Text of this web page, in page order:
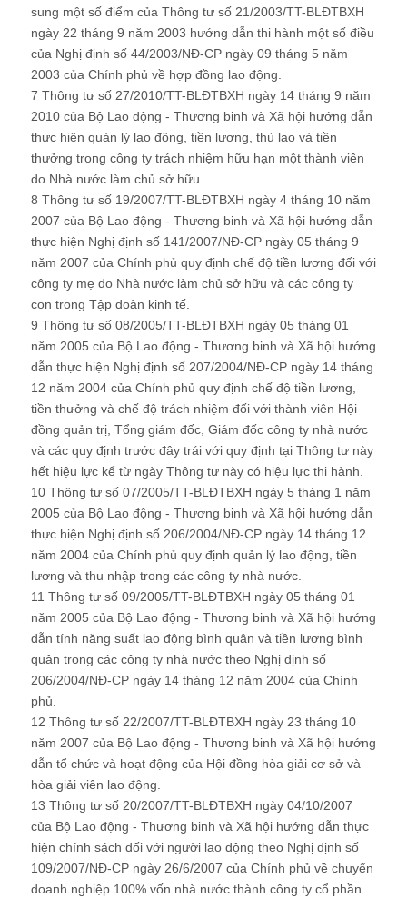
sung một số điểm của Thông tư số 21/2003/TT-BLĐTBXH
ngày 22 tháng 9 năm 2003 hướng dẫn thi hành một số điều
của Nghị định số 44/2003/NĐ-CP ngày 09 tháng 5 năm
2003 của Chính phủ về hợp đồng lao động.
7 Thông tư số 27/2010/TT-BLĐTBXH ngày 14 tháng 9 năm
2010 của Bộ Lao động - Thương binh và Xã hội hướng dẫn
thực hiện quản lý lao động, tiền lương, thù lao và tiền
thưởng trong công ty trách nhiệm hữu hạn một thành viên
do Nhà nước làm chủ sở hữu
8 Thông tư số 19/2007/TT-BLĐTBXH ngày 4 tháng 10 năm
2007 của Bộ Lao động - Thương binh và Xã hội hướng dẫn
thực hiện Nghị định số 141/2007/NĐ-CP ngày 05 tháng 9
năm 2007 của Chính phủ quy định chế độ tiền lương đối với
công ty mẹ do Nhà nước làm chủ sở hữu và các công ty
con trong Tập đoàn kinh tế.
9 Thông tư số 08/2005/TT-BLĐTBXH ngày 05 tháng 01
năm 2005 của Bộ Lao động - Thương binh và Xã hội hướng
dẫn thực hiện Nghị định số 207/2004/NĐ-CP ngày 14 tháng
12 năm 2004 của Chính phủ quy định chế độ tiền lương,
tiền thưởng và chế độ trách nhiệm đối với thành viên Hội
đồng quản trị, Tổng giám đốc, Giám đốc công ty nhà nước
và các quy định trước đây trái với quy định tại Thông tư này
hết hiệu lực kể từ ngày Thông tư này có hiệu lực thi hành.
10 Thông tư số 07/2005/TT-BLĐTBXH ngày 5 tháng 1 năm
2005 của Bộ Lao động - Thương binh và Xã hội hướng dẫn
thực hiện Nghị định số 206/2004/NĐ-CP ngày 14 tháng 12
năm 2004 của Chính phủ quy định quản lý lao động, tiền
lương và thu nhập trong các công ty nhà nước.
11 Thông tư số 09/2005/TT-BLĐTBXH ngày 05 tháng 01
năm 2005 của Bộ Lao động - Thương binh và Xã hội hướng
dẫn tính năng suất lao động bình quân và tiền lương bình
quân trong các công ty nhà nước theo Nghị định số
206/2004/NĐ-CP ngày 14 tháng 12 năm 2004 của Chính
phủ.
12 Thông tư số 22/2007/TT-BLĐTBXH ngày 23 tháng 10
năm 2007 của Bộ Lao động - Thương binh và Xã hội hướng
dẫn tổ chức và hoạt động của Hội đồng hòa giải cơ sở và
hòa giải viên lao động.
13 Thông tư số 20/2007/TT-BLĐTBXH ngày 04/10/2007
của Bộ Lao động - Thương binh và Xã hội hướng dẫn thực
hiện chính sách đối với người lao động theo Nghị định số
109/2007/NĐ-CP ngày 26/6/2007 của Chính phủ về chuyển
doanh nghiệp 100% vốn nhà nước thành công ty cổ phần